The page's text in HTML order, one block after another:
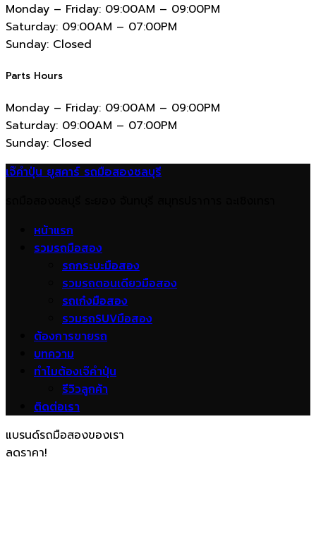
Monday – Friday: 09:00AM – 09:00PM
Saturday: 09:00AM – 07:00PM
Sunday: Closed
Parts Hours
Monday – Friday: 09:00AM – 09:00PM
Saturday: 09:00AM – 07:00PM
Sunday: Closed
เจ๊คำปุ่น ยูสคาร์ รถมือสองชลบุรี
หน้าแรก
รวมรถมือสอง
รถกระบะมือสอง
รวมรถตอนเดียวมือสอง
รถเก๋งมือสอง
รวมรถSUVมือสอง
ต้องการขายรถ
บทความ
ทำไมต้องเจ๊คำปุ่น
รีวิวลูกค้า
ติดต่อเรา
แบรนด์รถมือสองของเรา
ลดราคา!